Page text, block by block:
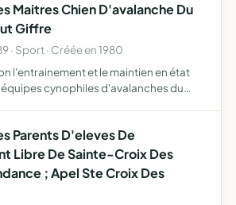
Maitres Chien D'avalanche Du
Giffre
· Sport · Créée en 1980
l'entrainement et le maintien en état
cynophiles d'avalanches du
Parents D'eleves De
Libre De Sainte-Croix Des
; Apel Ste Croix Des